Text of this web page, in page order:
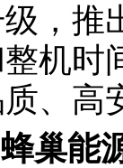
，推
机时
、高
蜂巢能